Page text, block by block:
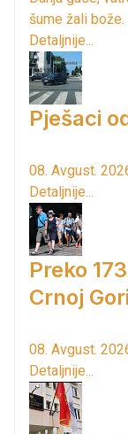
šume žali bože.
Detaljnije...
Pješaci
08. Avgust.
Detaljnije...
Preko
Crnoj Gori
08. Avgust.
Detaljnije...